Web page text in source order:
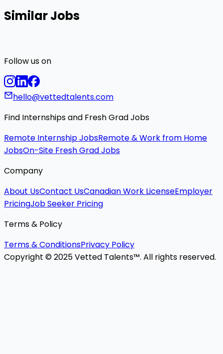
Similar Jobs
Follow us on
hello@vettedtalents.com
Find Internships and Fresh Grad Jobs
Remote Internship JobsRemote & Work from Home
JobsOn-Site Fresh Grad Jobs
Company
About UsContact UsCanadian Work LicenseEmployer
PricingJob Seeker Pricing
Terms & Policy
Terms & ConditionsPrivacy Policy
Copyright © 2025 Vetted Talents™. All rights reserved.